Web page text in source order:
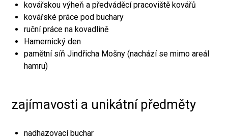
kovářskou výheň a předváděcí pracoviště kovářů
kovářské práce pod buchary
ruční práce na kovadlině
Hamernický den
pamětní síň Jindřicha Mošny (nachází se mimo areál
hamru)
zajímavosti a unikátní předměty
nadhazovací buchar